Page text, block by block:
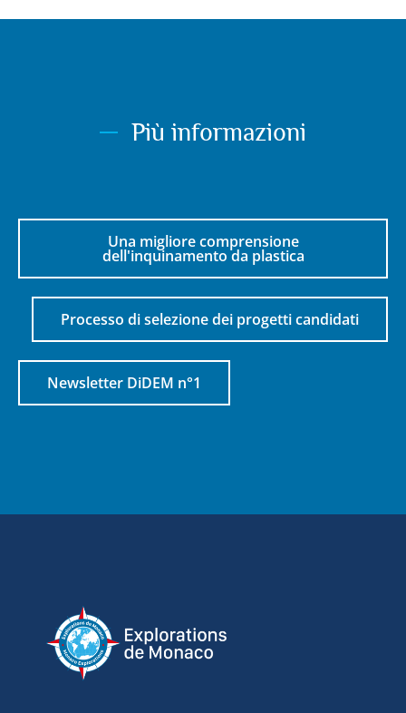
Più informazioni
Una migliore comprensione
dell'inquinamento da plastica
Processo di selezione dei progetti candidati
Newsletter DiDEM n°1